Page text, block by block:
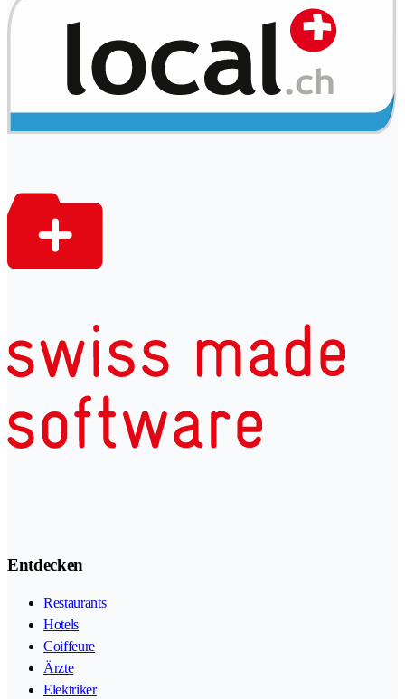
Entdecken
Restaurants
Hotels
Coiffeure
Ärzte
Elektriker